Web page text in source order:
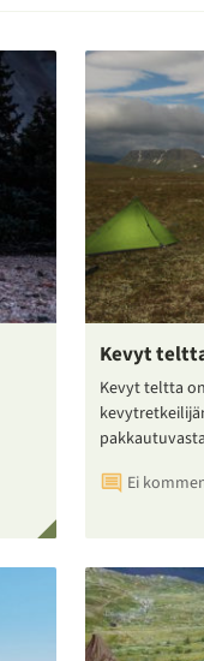
Kevyt
Kevyt teltta
Ei